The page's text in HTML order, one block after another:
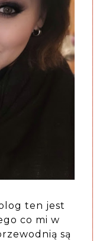
ten jest
co mi w
są